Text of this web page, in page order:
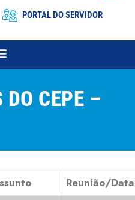
PORTAL DO SERVIDOR
DO CEPE –
Reunião/Data